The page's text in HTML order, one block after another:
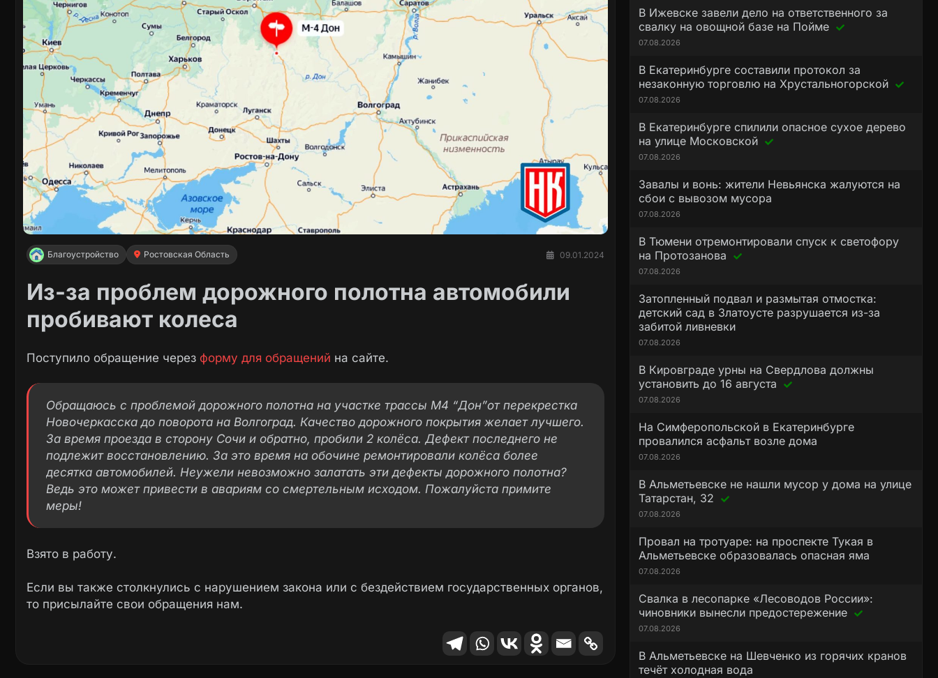
Благоустройство Ростовская Область 09.01.2024
Из-за проблем дорожного полотна автомобили
пробивают колеса
Поступило обращение через форму для обращений на сайте.
Обращаюсь с проблемой дорожного полотна на участке трассы М4 “Дон”от перекрестка
Новочеркасска до поворота на Волгоград. Качество дорожного покрытия желает лучшего.
За время проезда в сторону Сочи и обратно, пробили 2 колёса. Дефект последнего не
подлежит восстановлению. За это время на обочине ремонтировали колёса более
десятка автомобилей. Неужели невозможно залатать эти дефекты дорожного полотна?
Ведь это может привести в авариям со смертельным исходом. Пожалуйста примите
меры!
Взято в работу.
Если вы также столкнулись с нарушением закона или с бездействием государственных органов,
то присылайте свои обращения нам.
В Ижевске завели дело на ответственного за
свалку на овощной базе на Пойме
07.08.2026
В Екатеринбурге составили протокол за
незаконную торговлю на Хрустальногорской
07.08.2026
В Екатеринбурге спилили опасное сухое дерево
на улице Московской
07.08.2026
Завалы и вонь: жители Невьянска жалуются на
сбои с вывозом мусора
07.08.2026
В Тюмени отремонтировали спуск к светофору
на Протозанова
07.08.2026
Затопленный подвал и размытая отмостка:
детский сад в Златоусте разрушается из-за
забитой ливневки
07.08.2026
В Кировграде урны на Свердлова должны
установить до 16 августа
07.08.2026
На Симферопольской в Екатеринбурге
провалился асфальт возле дома
07.08.2026
В Альметьевске не нашли мусор у дома на улице
Татарстан, 32
07.08.2026
Провал на тротуаре: на проспекте Тукая в
Альметьевске образовалась опасная яма
07.08.2026
Свалка в лесопарке «Лесоводов России»:
чиновники вынесли предостережение
07.08.2026
В Альметьевске на Шевченко из горячих кранов
течёт холодная вода